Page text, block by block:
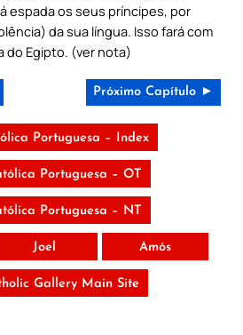
espada os seus príncipes, por
da sua língua. Isso fará com
do Egipto. (ver nota)
Próximo Capítulo ►
Portuguesa – Index
Portuguesa – OT
Portuguesa – NT
Joel Amós
Gallery Main Site